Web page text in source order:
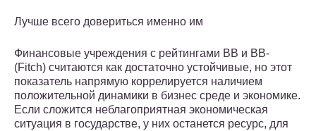
Лучше всего довериться именно им
Финансовые учреждения с рейтингами BB и BB-
(Fitch) считаются как достаточно устойчивые, но этот
показатель напрямую коррелируется наличием
положительной динамики в бизнес среде и экономике.
Если сложится неблагоприятная экономическая
ситуация в государстве, у них останется ресурс, для